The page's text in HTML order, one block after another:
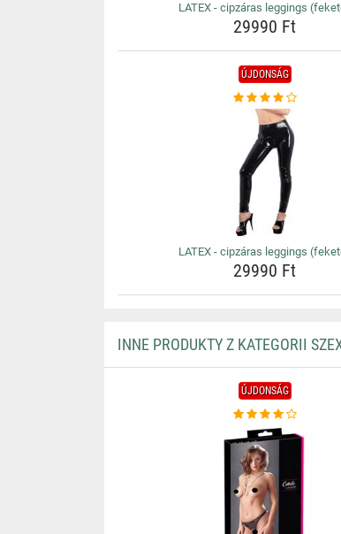
LATEX - cipzáras leggings
29990 Ft
ÚJDONSÁG
LATEX - cipzáras leggings
29990 Ft
INNE PRODUKTY Z KATEGORII
ÚJDONSÁG